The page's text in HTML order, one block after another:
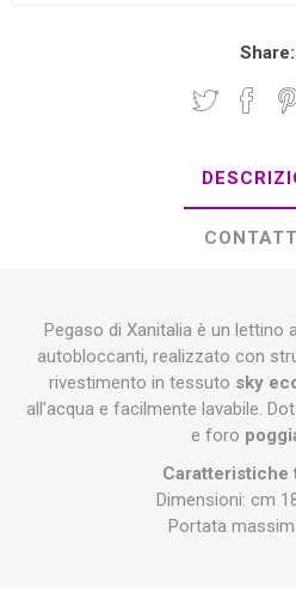
Share:
Pegaso di Xanitalia è un lettino
autobloccanti, realizzato con
rivestimento in tessuto sky
all'acqua e facilmente lavabile.
e foro
Caratteristiche
Dimensioni: cm
Portata